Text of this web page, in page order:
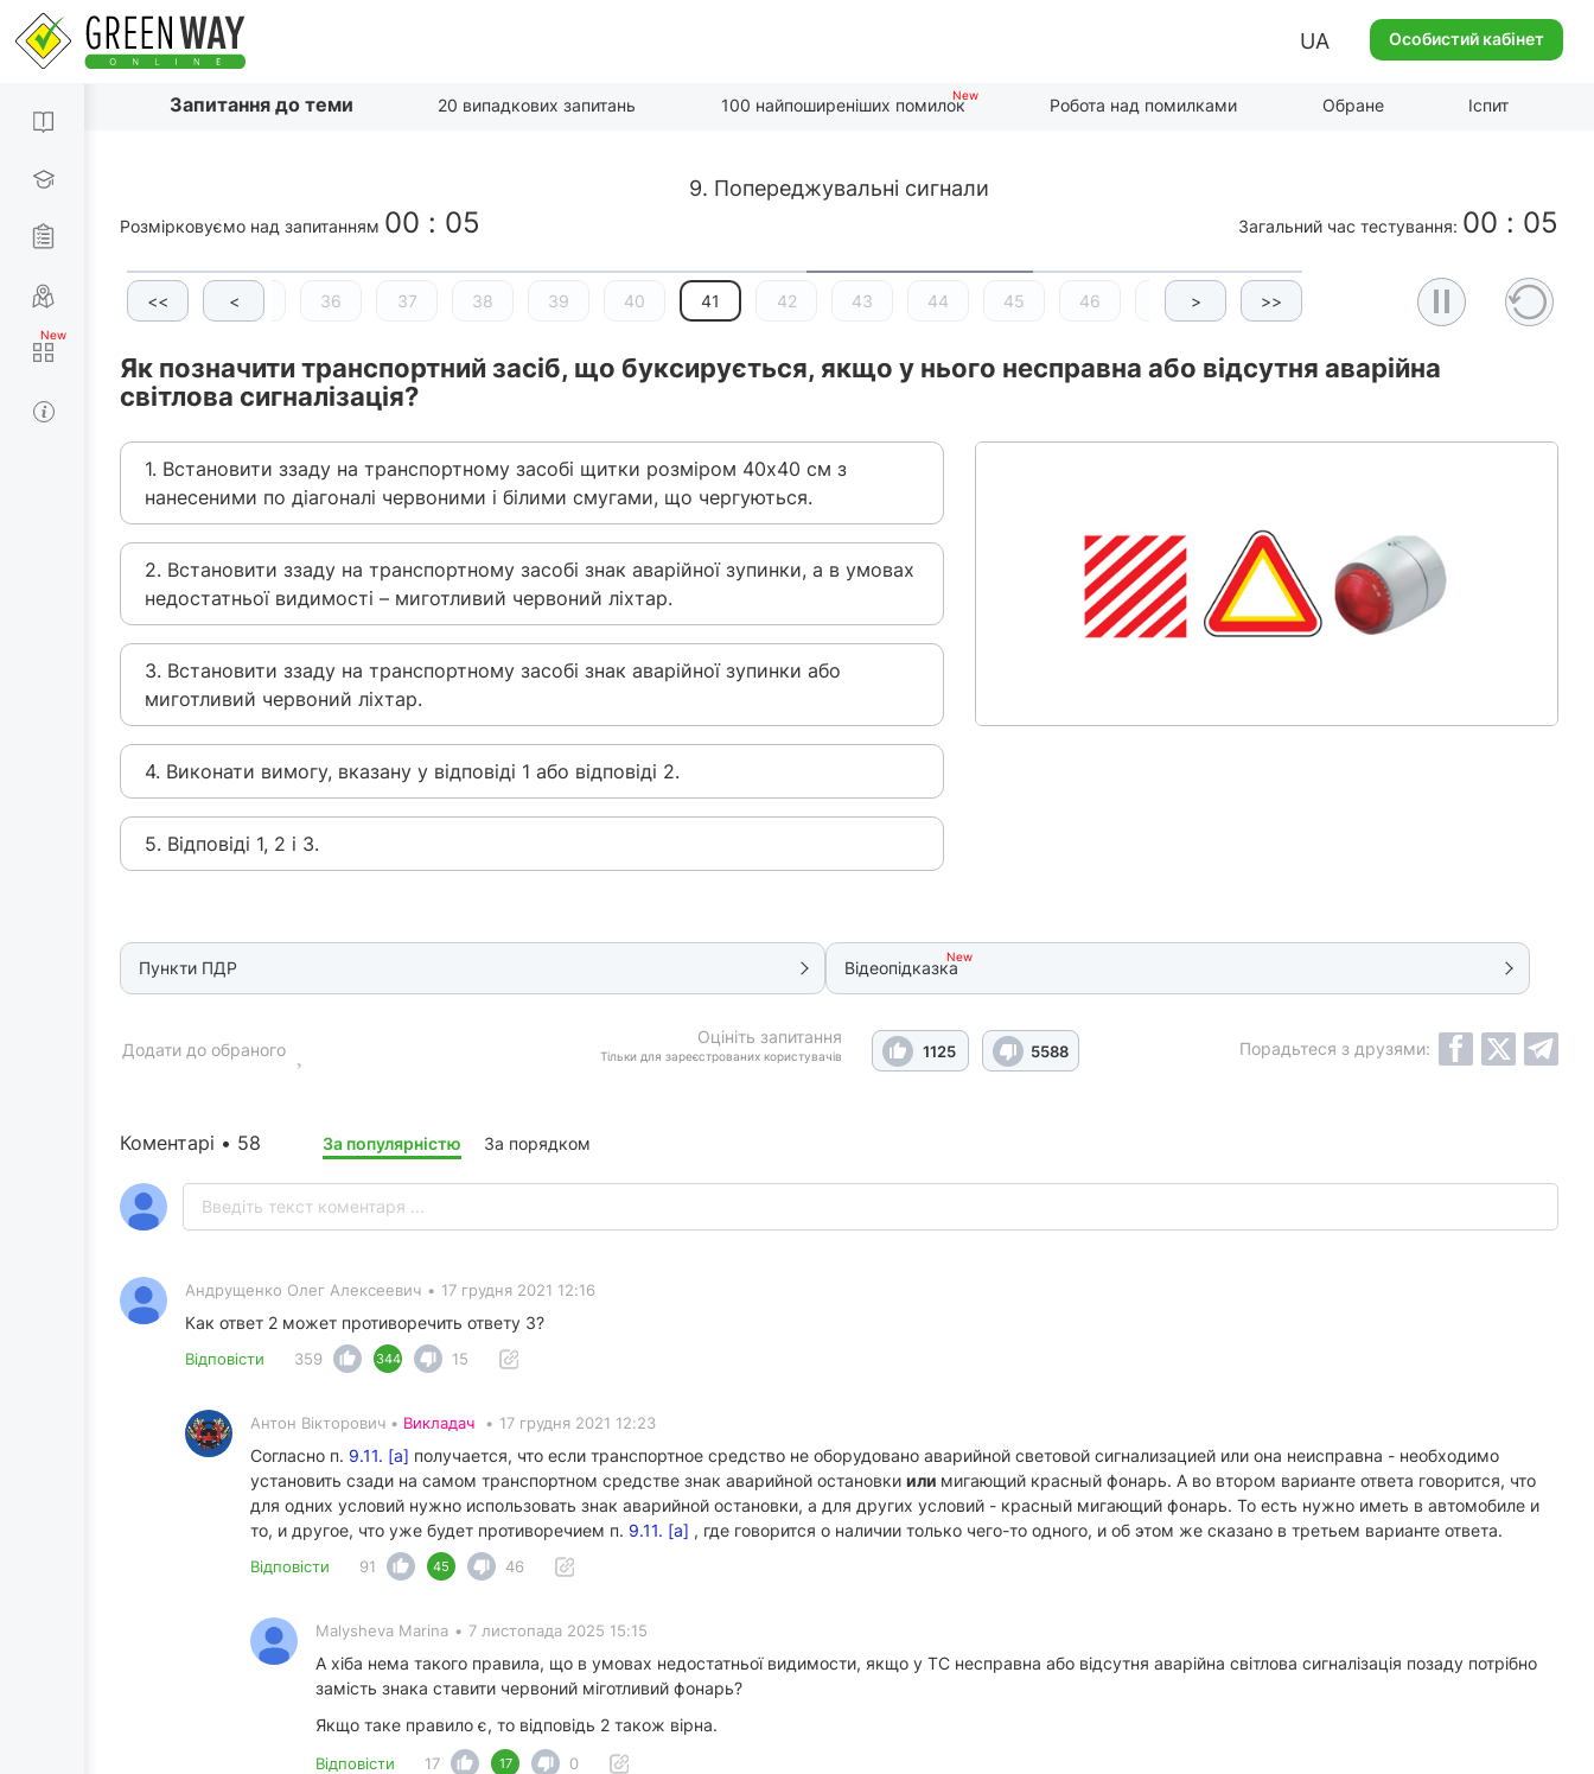
UA Особистий кабінет
Запитання до теми 20 випадкових запитань 100 найпоширеніших помилок Робота над помилками Обране Іспит
9. Попереджувальні сигнали
Розмірковуємо над запитанням 00 : 06 Загальний час тестування: 00 : 06
<< <
32 36 37 38 39 40 41 42 43 44 45 46 51 52
>>
>
Як позначити транспортний засіб, що буксирується, якщо у нього несправна або відсутня аварійна
світлова сигналізація?
1. Встановити ззаду на транспортному засобі щитки розміром 40х40 см з
нанесеними по діагоналі червоними і білими смугами, що чергуються.
2. Встановити ззаду на транспортному засобі знак аварійної зупинки, а в умовах
недостатньої видимості – миготливий червоний ліхтар.
3. Встановити ззаду на транспортному засобі знак аварійної зупинки або
миготливий червоний ліхтар.
4. Виконати вимогу, вказану у відповіді 1 або відповіді 2.
5. Відповіді 1, 2 і 3.
Пункти ПДР Відеопідказка
New
Оцініть запитання
Тільки для зареєстрованих користувачів 1125 5588
Додати до обраного Порадьтеся з друзями:
Коментарі • 58 За популярністю За порядком
Андрущенко Олег Алексеевич • 17 грудня 2021 12:16
Как ответ 2 может противоречить ответу 3?
Відповісти 359 344 15
Антон Вікторович • Викладач • 17 грудня 2021 12:23
Согласно п. 9.11. [а] получается, что если транспортное средство не оборудовано аварийной световой сигнализацией или она неисправна - необходимо
установить сзади на самом транспортном средстве знак аварийной остановки или мигающий красный фонарь. А во втором варианте ответа говорится, что
для одних условий нужно использовать знак аварийной остановки, а для других условий - красный мигающий фонарь. То есть нужно иметь в автомобиле и
то, и другое, что уже будет противоречием п. 9.11. [а] , где говорится о наличии только чего-то одного, и об этом же сказано в третьем варианте ответа.
Відповісти 91 45 46
Malysheva Marina • 7 листопада 2025 15:15
А хіба нема такого правила, що в умовах недостатньої видимости, якщо у ТС несправна або відсутня аварійна світлова сигналізація позаду потрібно
замість знака ставити червоний міготливий фонарь?
Якщо таке правило є, то відповідь 2 також вірна.
Відповісти 17 17 0